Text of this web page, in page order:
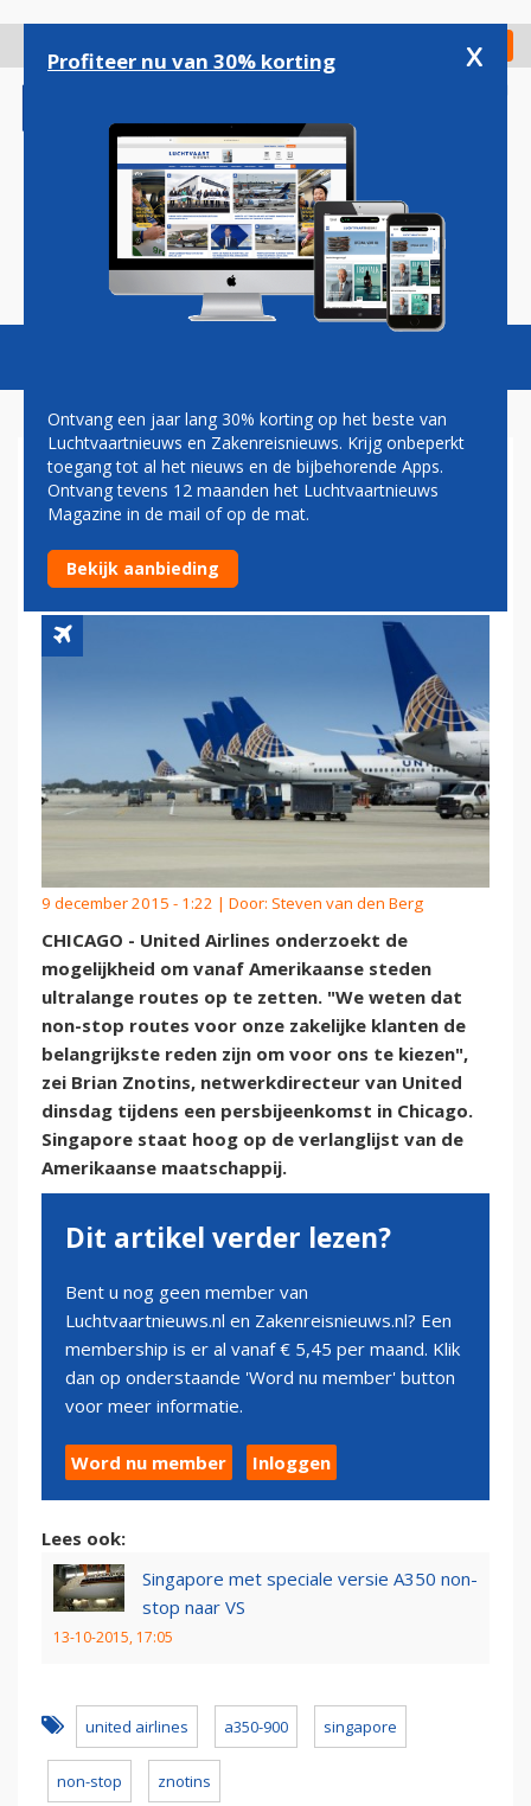
gaan
Check in
Magazine Podcasts Vacatures
UNITED OP ZOEK NAAR
VLIEGTUIG VOOR VERRE
VLUCHTEN
9 december 2015 - 1:22 | Door: Steven van den Berg
CHICAGO - United Airlines onderzoekt de
mogelijkheid om vanaf Amerikaanse steden
ultralange routes op te zetten. "We weten dat
non-stop routes voor onze zakelijke klanten de
belangrijkste reden zijn om voor ons te kiezen",
zei Brian Znotins, netwerkdirecteur van United
dinsdag tijdens een persbijeenkomst in Chicago.
Singapore staat hoog op de verlanglijst van de
Amerikaanse maatschappij.
Dit artikel verder lezen?
Bent u nog geen member van
Luchtvaartnieuws.nl en Zakenreisnieuws.nl? Een
membership is er al vanaf € 5,45 per maand. Klik
dan op onderstaande 'Word nu member' button
voor meer informatie.
Word nu member Inloggen
Lees ook:
Singapore met speciale versie A350 non-
stop naar VS
13-10-2015, 17:05
united airlines a350-900 singapore
non-stop znotins
Profiteer nu van 30% korting x
Ontvang een jaar lang 30% korting op het beste van
Luchtvaartnieuws en Zakenreisnieuws. Krijg onbeperkt
toegang tot al het nieuws en de bijbehorende Apps.
Ontvang tevens 12 maanden het Luchtvaartnieuws
Magazine in de mail of op de mat.
Bekijk aanbieding